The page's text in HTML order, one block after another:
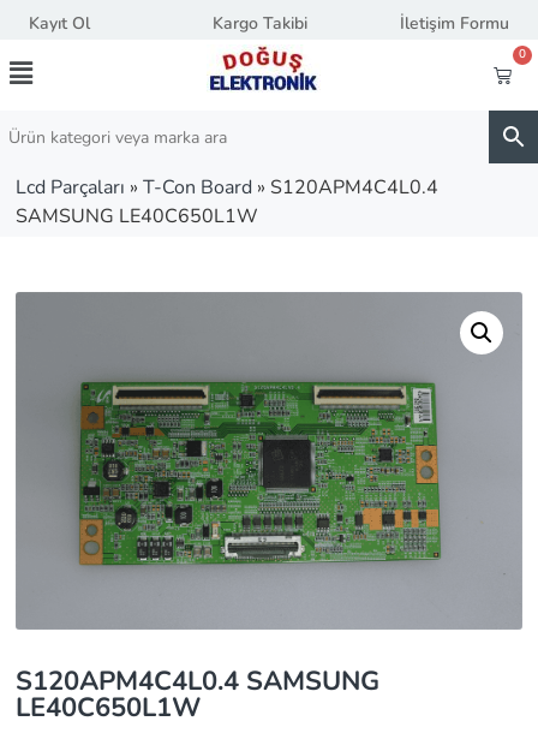
Kayıt Ol Kargo Takibi İletişim Formu
0
Lcd Parçaları » T-Con Board » S120APM4C4L0.4
SAMSUNG LE40C650L1W
S120APM4C4L0.4 SAMSUNG
LE40C650L1W